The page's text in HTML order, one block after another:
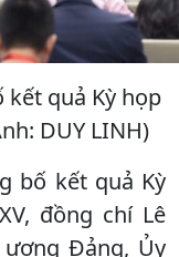
kết quả Kỳ họp
DUY LINH)
bố kết quả Kỳ
đồng chí Lê
Đảng, Ủy